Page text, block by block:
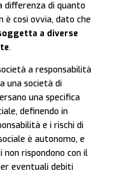
differenza di quanto
è così ovvia, dato che
a diverse
.
a responsabilità
una società di
una specifica
definendo in
e i rischi di
è autonomo, e
non rispondono con il
eventuali debiti